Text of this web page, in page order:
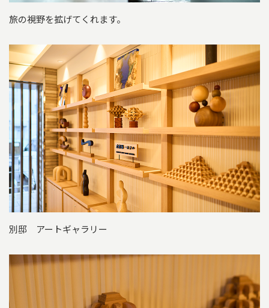
旅の視野を拡げてくれます。
別邸 アートギャラリー